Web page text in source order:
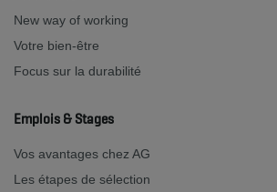
New way of working
Votre bien-être
Focus sur la durabilité
Emplois & Stages
Vos avantages chez AG
Les étapes de sélection